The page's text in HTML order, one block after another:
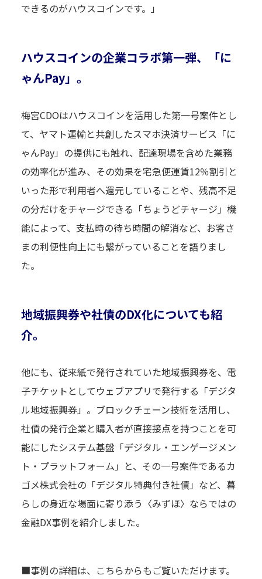
できるのがハウスコインです。」
ハウスコインの企業コラボ第一弾、「に
ゃんPay」。
梅宮CDOはハウスコインを活用した第一号案件とし
て、ヤマト運輸と共創したスマホ決済サービス「に
ゃんPay」の提供にも触れ、配達現場を含めた業務
の効率化が進み、その効果を宅急便運賃12％割引と
いった形で利用者へ還元していることや、残高不足
の分だけをチャージできる「ちょうどチャージ」機
能によって、支払時の待ち時間の解消など、お客さ
まの利便性向上にも繋がっていることを語りまし
た。
地域振興券や社債のDX化についても紹
介。
他にも、従来紙で発行されていた地域振興券を、電
子チケットとしてウェブアプリで発行する「デジタ
ル地域振興券」。ブロックチェーン技術を活用し、
社債の発行企業と購入者が直接接点を持つことを可
能にしたシステム基盤「デジタル・エンゲージメン
ト・プラットフォーム」と、その一号案件であるカ
ゴメ株式会社の「デジタル特典付き社債」など、暮
らしの身近な場面に寄り添う〈みずほ〉ならではの
金融DX事例を紹介しました。
■事例の詳細は、こちらからもご覧いただけます。